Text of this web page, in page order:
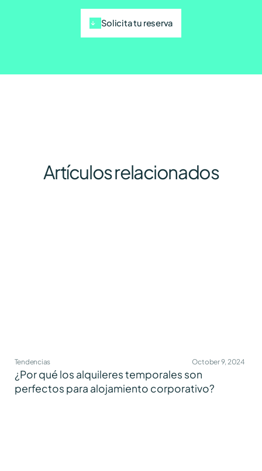
Solicita tu reserva
Artículos relacionados
Tendencias October 9, 2024
¿Por qué los alquileres temporales son
perfectos para alojamiento corporativo?